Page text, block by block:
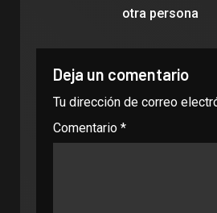
otra persona
Deja un comentario
Tu dirección de correo
Comentario *